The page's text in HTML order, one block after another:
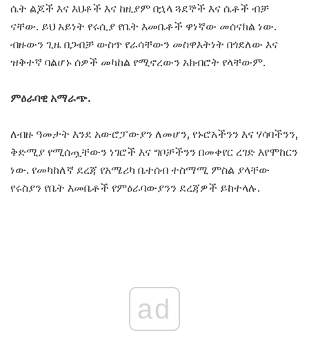
ሴት ልጆች እና እህቶች እና ከዚያም በኋላ ጓደኞች እና ሴቶች ብቻ
ናቸው. ይህ አይነት የሩሲያ የቤት እመቤቶች ዋነኛው መሰናክል ነው.
ብዙውን ጊዜ በጋብቻ ውስጥ የራሳቸውን መስዋእትነት በጎደለው እና
ዝቅተኛ ባልሆኑ ሰዎች መካከል የሚኖረውን አክብሮት የላቸውም.
ምዕራባዊ አማራጭ.
ለብዙ ዓመታት እንደ አውሮፓውያን ለመሆን, የኑሮአችንን እና ሃሳባችንን,
ቅድሚያ የሚሰጧቸውን ነገሮች እና ግቦቻችንን በመቀየር ረገድ እየሞከርን
ነው. የመካከለኛ ደረጃ የአሜሪካ ቤተሰብ ተስማሚ ምስል ያላቸው
የሩስያን የቤት እመቤቶች የምዕራባውያንን ደረጃዎች ይከተላሉ.
ad